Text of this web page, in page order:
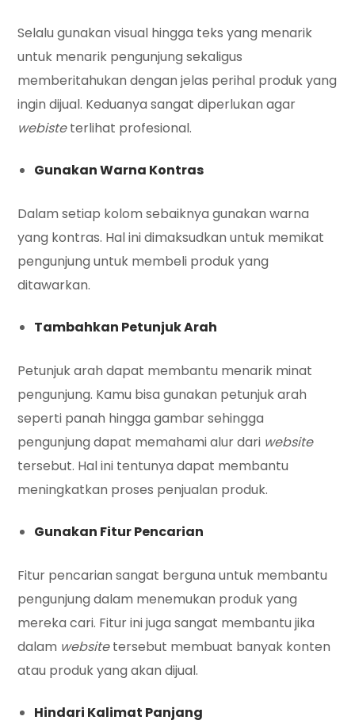
Selalu gunakan visual hingga teks yang menarik
untuk menarik pengunjung sekaligus
memberitahukan dengan jelas perihal produk yang
ingin dijual. Keduanya sangat diperlukan agar
webisteterlihat profesional.
Gunakan Warna Kontras
Dalam setiap kolom sebaiknya gunakan warna
yang kontras. Hal ini dimaksudkan untuk memikat
pengunjung untuk membeli produk yang
ditawarkan.
Tambahkan Petunjuk Arah
Petunjuk arah dapat membantu menarik minat
pengunjung. Kamu bisa gunakan petunjuk arah
seperti panah hingga gambar sehingga
pengunjung dapat memahami alur dari website
tersebut. Hal ini tentunya dapat membantu
meningkatkan proses penjualan produk.
Gunakan Fitur Pencarian
Fitur pencarian sangat berguna untuk membantu
pengunjung dalam menemukan produk yang
mereka cari. Fitur ini juga sangat membantu jika
dalam websitetersebut membuat banyak konten
atau produk yang akan dijual.
Hindari Kalimat Panjang